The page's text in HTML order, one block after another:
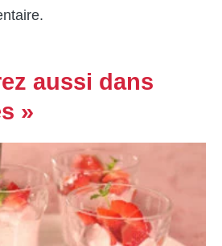
aussi dans
»